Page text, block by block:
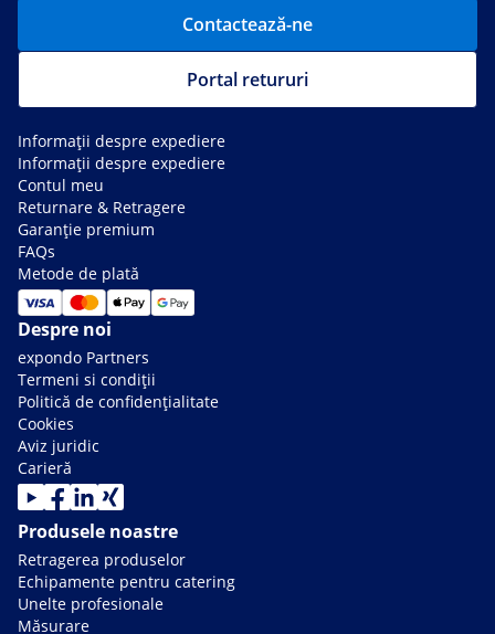
Contactează-ne
Portal retururi
Informații despre expediere
Informații despre expediere
Contul meu
Returnare & Retragere
Garanție premium
FAQs
Metode de plată
Despre noi
expondo Partners
Termeni si condiții
Politică de confidențialitate
Cookies
Aviz juridic
Carieră
Produsele noastre
Retragerea produselor
Echipamente pentru catering
Unelte profesionale
Măsurare